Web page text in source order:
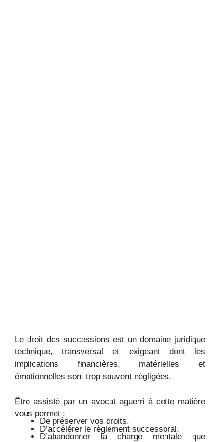
Le droit des successions est un domaine juridique
technique, transversal et exigeant dont les
implications financières, matérielles et
émotionnelles sont trop souvent négligées.
Être assisté par un avocat aguerri à cette matière
vous permet :
De préserver vos droits.
D’accélérer le règlement successoral.
D’abandonner la charge mentale que